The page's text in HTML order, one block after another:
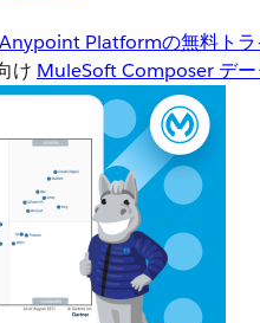
Anypoint Platformの無料トラ
け MuleSoft Composer デ